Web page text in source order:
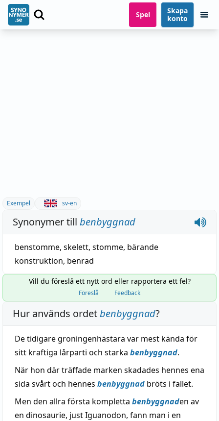
Spel
Skapa
konto
Exempel sv-en
Synonymer till benbyggnad
benstomme, skelett, stomme, bärande
konstruktion, benrad
Vill du föreslå ett nytt ord eller rapportera ett fel?
Föreslå Feedback
Hur används ordetbenbyggnad?
De tidigare groningenhästara var mest kända för
sitt kraftiga lårparti och starka benbyggnad.
När hon där träffade marken skadades hennes ena
sida svårt och hennes benbyggnad bröts i fallet.
Men den allra första kompletta benbyggnaden av
en dinosaurie, just Iguanodon, fann man i en